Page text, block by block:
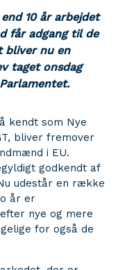
10 år arbejdet
får adgang til de
bliver nu en
taget onsdag
kendt som Nye
bliver fremover
i EU.
godkendt af
udestår en række
år er
nye og mere
for også de